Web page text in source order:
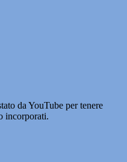
da YouTube per tenere
incorporati.